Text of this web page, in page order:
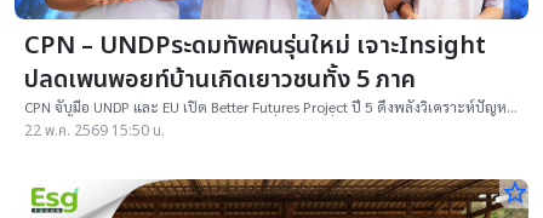
CPN – UNDPระดมทัพคนรุ่นใหม่ เจาะInsight
ปลดเพนพอยท์บ้านเกิดเยาวชนทั้ง 5 ภาค
CPN จับมือ UNDP และ EU เปิด Better Futures Project ปี 5 ดึงพลังวิเคราะห์ปัญหา
ชุมชน ปั้น GEN S สู่ Future Makers ขับเคลื่อนเมืองยั่งยืน
22 พ.ค. 2569 15:50 น.
star_border